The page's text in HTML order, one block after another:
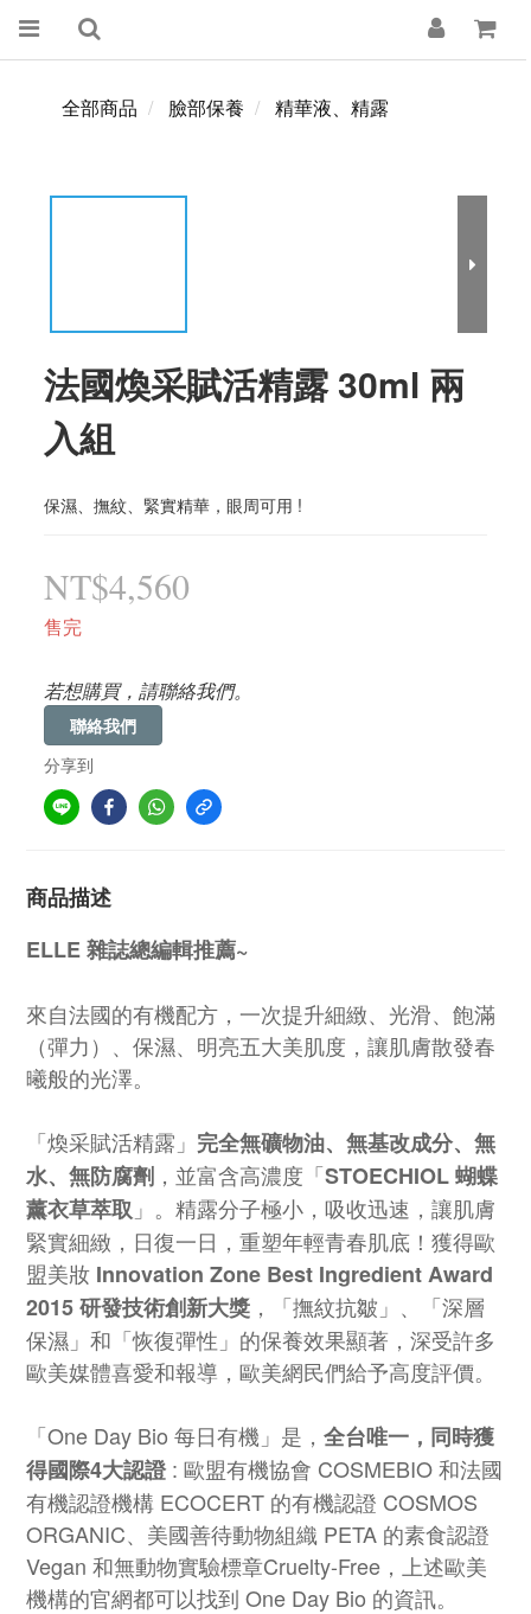
全部商品 臉部保養 精華液、精露
法國煥采賦活精露 30ml 兩
入組
保濕、撫紋、緊實精華，眼周可用 !
NT$4,560
售完
若想購買，請聯絡我們。
聯絡我們
分享到
商品描述
ELLE 雜誌總編輯推薦~
來自法國的有機配方，一次提升細緻、光滑、飽滿
（彈力）、保濕、明亮五大美肌度，讓肌膚散發春
曦般的光澤。
「煥采賦活精露」 完全無礦物油、無基改成分、無
水、無防腐劑 ，並富含高濃度「STOECHIOL 蝴蝶
薰衣草萃取 」 。 精露分子極小，吸收迅速，讓肌膚
緊實細緻，日復一日，重塑年輕青春肌底！ 獲得歐
盟美妝 Innovation Zone Best Ingredient Award
2015 研發技術創新大獎 ， 「撫紋抗皺 」 、 「深層
保濕 」 和 「恢復彈性 」 的保養效果顯著， 深受許多
歐美媒體喜愛和報導，歐美網民們給予高度評價。
「One Day Bio 每日有機」是， 全台唯一，同時獲
得國際4大認證: 歐盟有機協會 COSMEBIO 和法國
有機認證機構 ECOCERT 的有機認證 COSMOS
ORGANIC、美國善待動物組織 PETA 的素食認證
Vegan 和無動物實驗標章Cruelty-Free，上述歐美
機構的官網都可以找到 One Day Bio 的資訊。